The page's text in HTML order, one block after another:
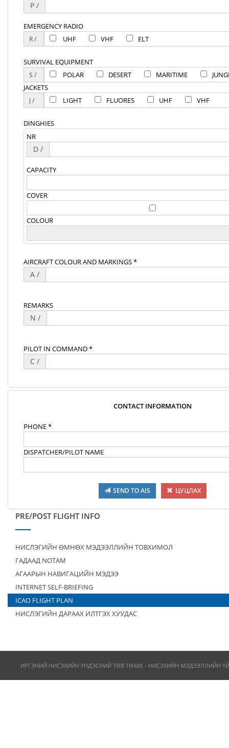
P /
EMERGENCY RADIO
UHF
VHF ELT
SURVIVAL EQUIPMENT
POLAR
DESERT MARITIME
JACKETS
LIGHT
FLUORES UHF VHF
DINGHIES
NR
D /
CAPACITY
COVER
COLOUR
AIRCRAFT COLOUR AND MARKINGS *
A /
REMARKS
N /
PILOT IN COMMAND *
C /
CONTACT INFORMATION
PHONE *
DISPATCHER/PILOT NAME
SEND TO AIS ЦУЦЛАХ
PRE/POST FLIGHT INFO
НИСЛЭГИЙН ӨМНӨХ МЭДЭЭЛЛИЙН ТОВХИМОЛ
ГАДААД NOTAM
АГААРЫН НАВИГАЦИЙН МЭДЭЭ
INTERNET SELF-BRIEFING
ICAO FLIGHT PLAN
НИСЛЭГИЙН ДАРААХ ИЛТГЭХ ХУУДАС
ИРГЭНИЙ НИСЭХИЙН ҮНДЭСНИЙ ТӨВ ТӨХХК - НИСЭХИЙН МЭДЭЭЛЛИЙН